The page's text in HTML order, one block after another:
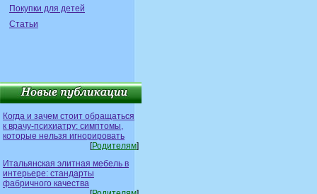
Покупки для детей
Статьи
Когда и зачем стоит обращаться
к врачу-психиатру: симптомы,
которые нельзя игнорировать
[Родителям]
Итальянская элитная мебель в
интерьере: стандарты
фабричного качества